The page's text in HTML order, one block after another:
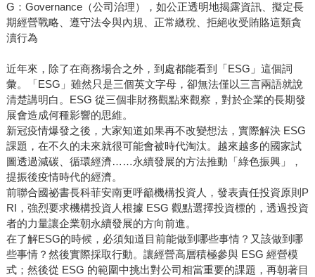
G：Governance（公司治理），如公正透明地揭露資訊、擬定長
期經營戰略、遵守法令與內規、正常繳稅、拒絕收受賄賂這類貪
瀆行為
近年來，除了在商務場合之外，到處都能看到「ESG」這個詞
彙。「ESG」雖然只是三個英文字母，卻無法僅以三言兩語就說
清楚講明白。ESG 從三個非財務觀點來觀察，對於企業的長期發
展會造成何種影響的思維。
新冠疫情爆發之後，大家知道如果再不改變想法，實際解決 ESG
課題，在不久的未來就很可能會被時代淘汰。越來越多的國家試
圖透過減碳、循環經濟……永續發展的方法推動「綠色振興」，
提振後疫情時代的經濟。
前聯合國祕書長科菲安南更呼籲機構投資人，發表責任投資原則P
RI，強烈要求機構投資人根據 ESG 觀點選擇投資標的，透過投資
者的力量讓企業朝永續發展的方向前進。
在了解ESG的時候，必須知道目前能做到哪些事情？又該做到哪
些事情？然後實際採取行動。讓經營高層積極參與 ESG 經營模
式；然後從 ESG 的範圍中挑出對公司相當重要的課題，再朝著目